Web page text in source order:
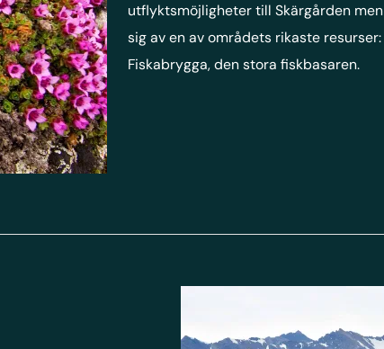
utflyktsmöjligheter till Skärgården
sig av en av områdets rikaste
Fiskabrygga, den stora fiskbasaren.